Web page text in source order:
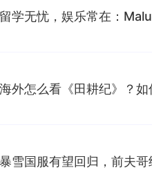
留学无忧，娱乐常在：
海外怎么看《田耕纪》？
暴雪国服有望回归，前夫